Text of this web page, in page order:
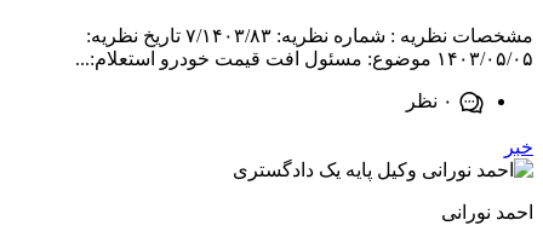
مشخصات نظریه : شماره نظریه: ۷/۱۴۰۳/۸۳ تاریخ نظریه:
قیمت خودرو استعلام:...
۰ نظر